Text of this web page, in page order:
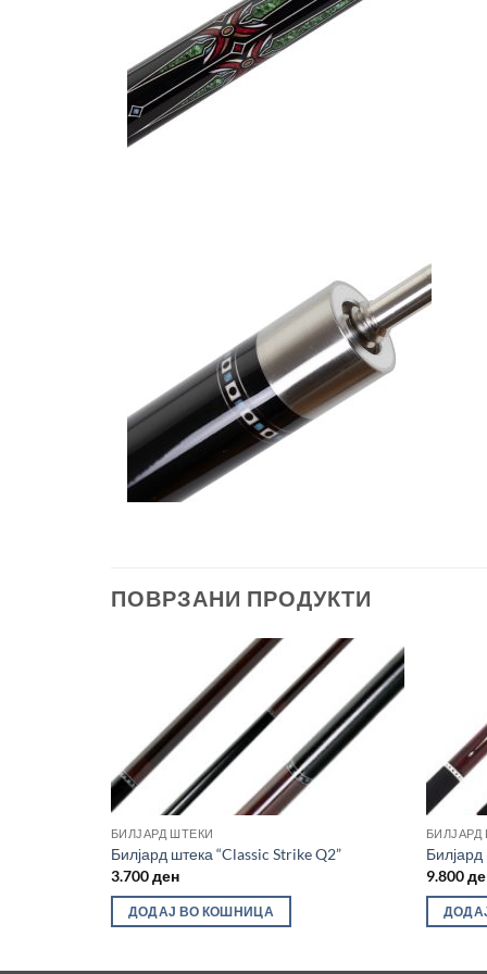
ПОВРЗАНИ ПРОДУКТИ
Во
желботека
БИЛЈАРД ШТЕКИ
Билјард штека “Classic Strike Q2”
3.700ден
ДОДАЈ ВО КОШНИЦА
9.800